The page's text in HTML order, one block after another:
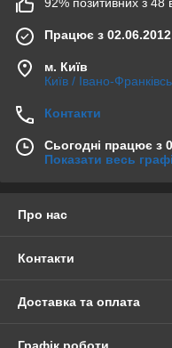
Працює з 02.06.2012
м. Київ
Київ / Івано-
Контакти
Сьогодні працює з
Показати весь
Про нас
Контакти
Доставка та оплата